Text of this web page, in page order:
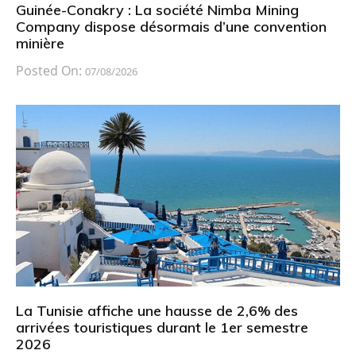
Guinée-Conakry : La société Nimba Mining
Company dispose désormais d’une convention
minière
Posted On: 07/08/2026
La Tunisie affiche une hausse de 2,6% des
arrivées touristiques durant le 1er semestre
2026